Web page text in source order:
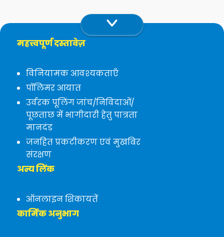
महत्त्वपूर्ण दस्तावेज़
विनियामक आवश्यकताएँ
पॉलिमर आयात
उर्वरक पूलिंग जांच/निविदाओं/
पूछताछ में भागीदारी हेतु पात्रता
मानदंड
जनहित प्रकटीकरण एवं मुखबिर
संरक्षण
अन्य लिंक
ऑनलाइन शिकायतें
कार्मिक अनुभाग